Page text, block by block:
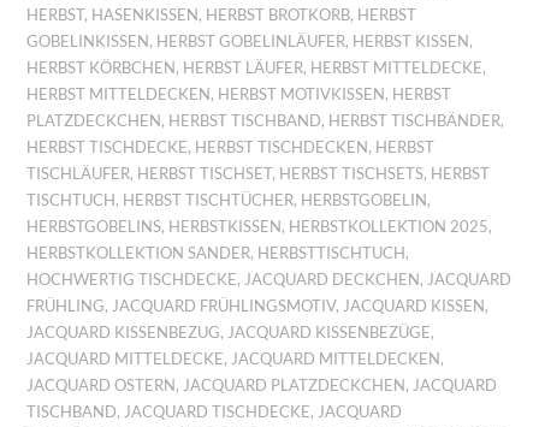
HERBST, HASENKISSEN, HERBST BROTKORB, HERBST
GOBELINKISSEN, HERBST GOBELINLÄUFER, HERBST KISSEN,
HERBST KÖRBCHEN, HERBST LÄUFER, HERBST MITTELDECKE,
HERBST MITTELDECKEN, HERBST MOTIVKISSEN, HERBST
PLATZDECKCHEN, HERBST TISCHBAND, HERBST TISCHBÄNDER,
HERBST TISCHDECKE, HERBST TISCHDECKEN, HERBST
TISCHLÄUFER, HERBST TISCHSET, HERBST TISCHSETS, HERBST
TISCHTUCH, HERBST TISCHTÜCHER, HERBSTGOBELIN,
HERBSTGOBELINS, HERBSTKISSEN, HERBSTKOLLEKTION 2025,
HERBSTKOLLEKTION SANDER, HERBSTTISCHTUCH,
HOCHWERTIG TISCHDECKE, JACQUARD DECKCHEN, JACQUARD
FRÜHLING, JACQUARD FRÜHLINGSMOTIV, JACQUARD KISSEN,
JACQUARD KISSENBEZUG, JACQUARD KISSENBEZÜGE,
JACQUARD MITTELDECKE, JACQUARD MITTELDECKEN,
JACQUARD OSTERN, JACQUARD PLATZDECKCHEN, JACQUARD
TISCHBAND, JACQUARD TISCHDECKE, JACQUARD